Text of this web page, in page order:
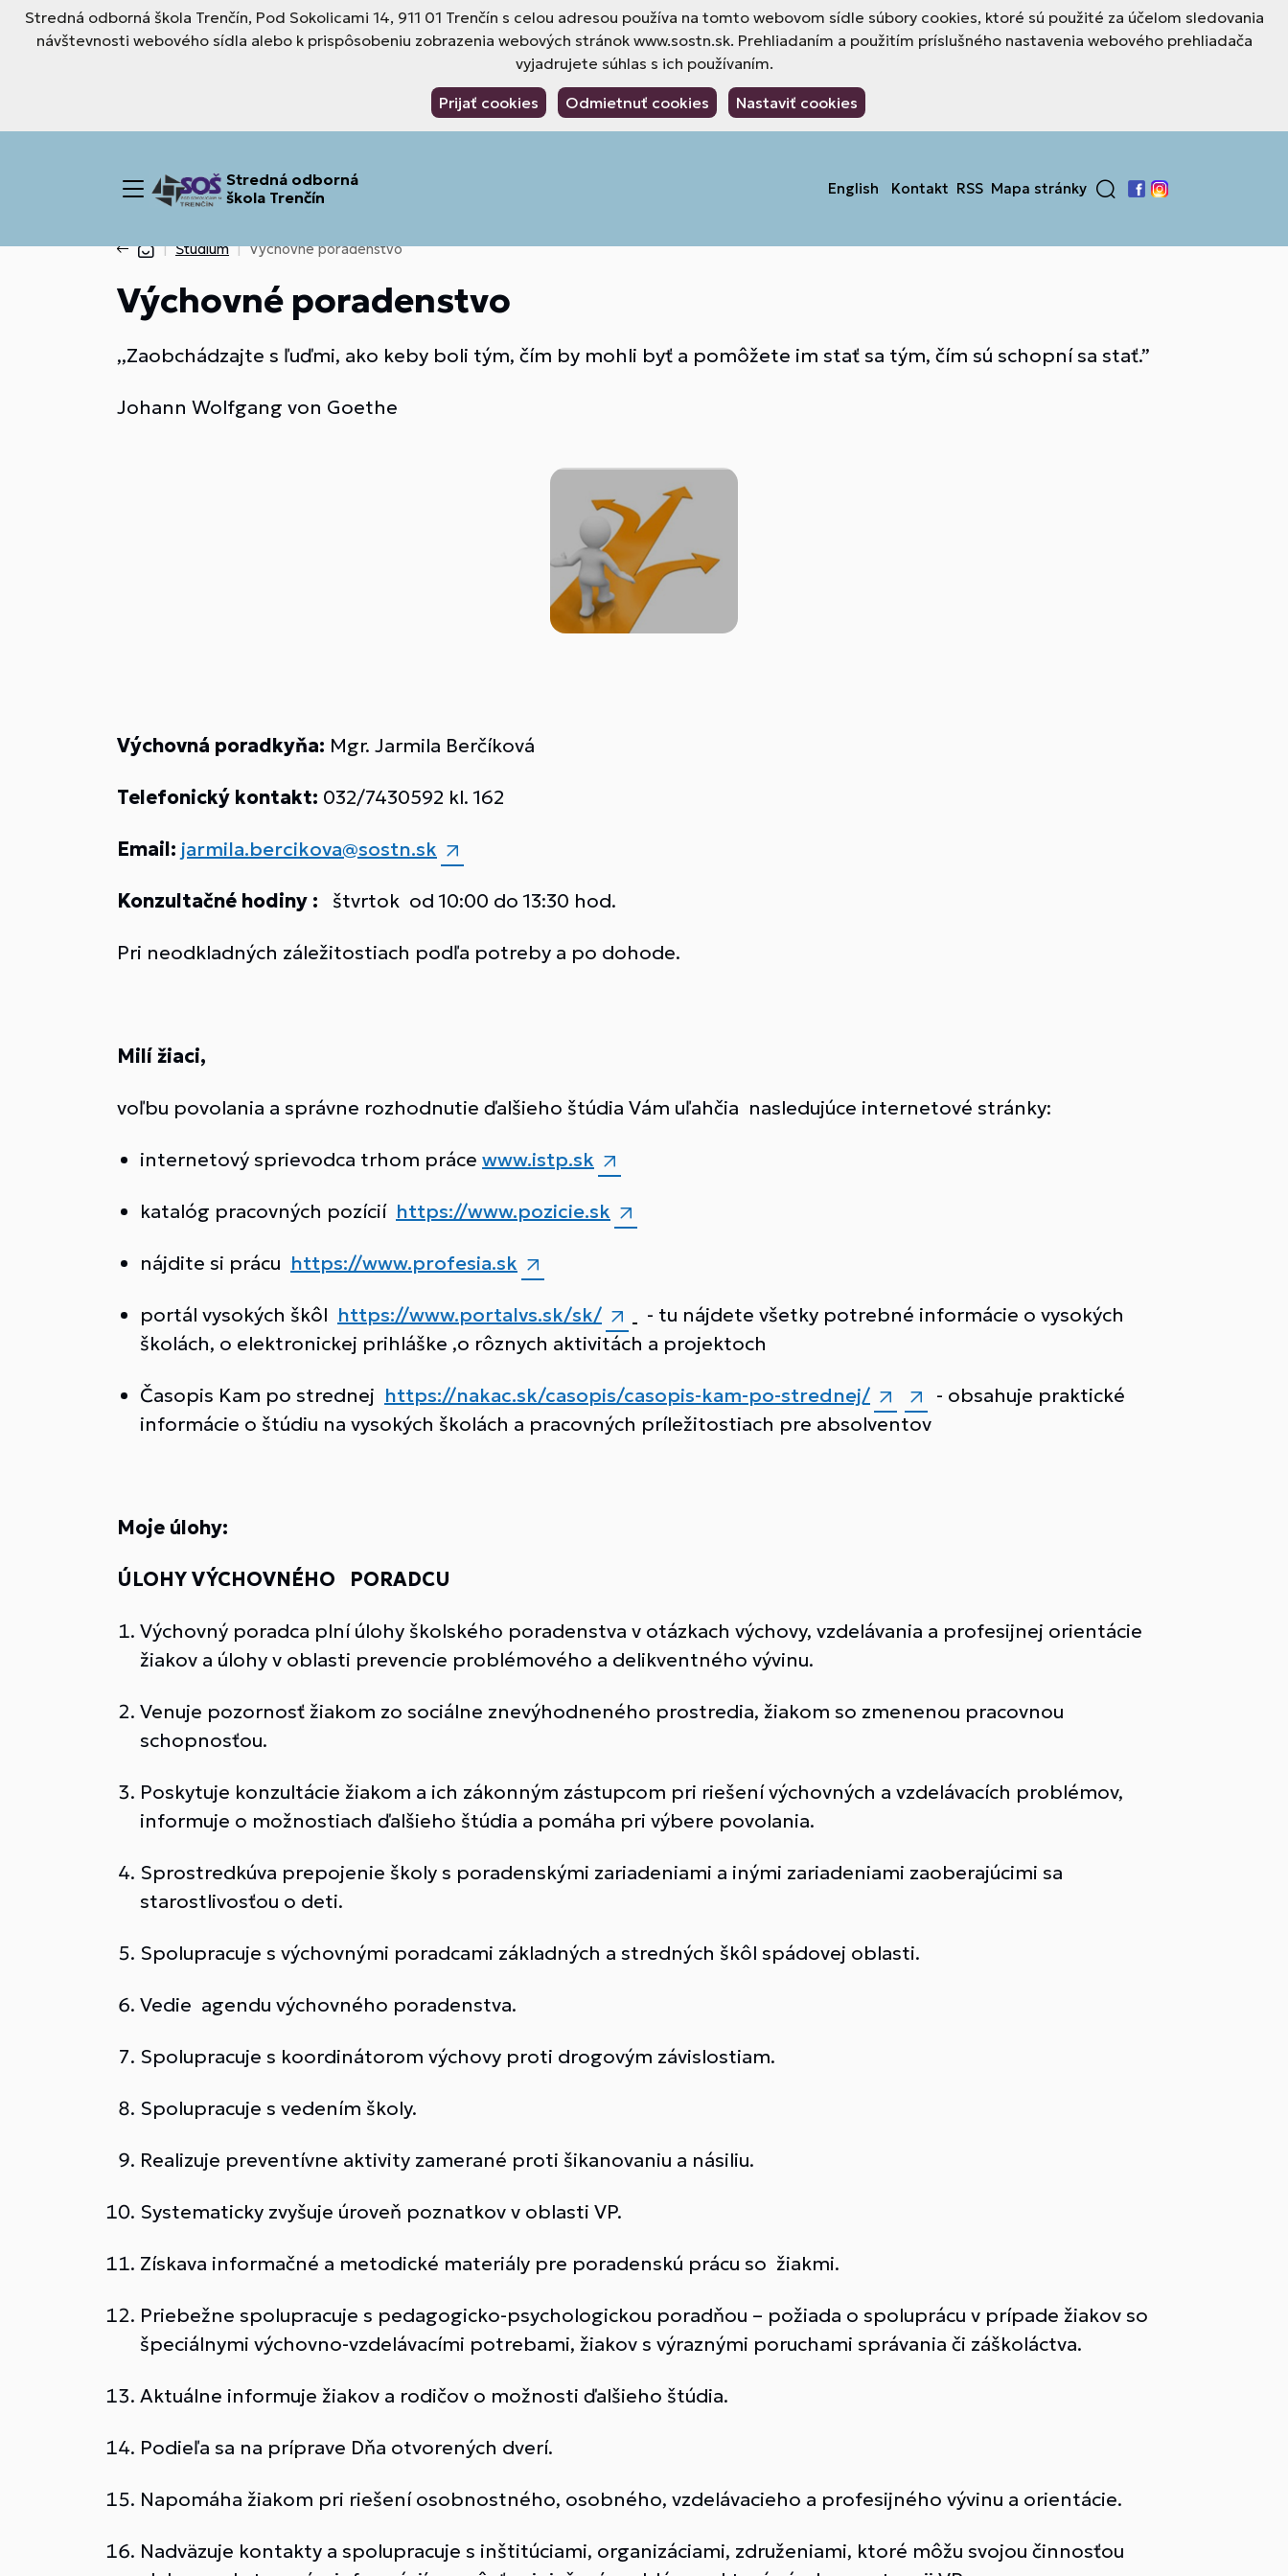
Stredná odborná škola Trenčín, Pod Sokolicami 14, 911 01 Trenčín s celou adresou používa na tomto webovom sídle súbory cookies, ktoré sú použité za účelom sledovania
návštevnosti webového sídla alebo k prispôsobeniu zobrazenia webových stránok www.sostn.sk. Prehliadaním a použitím príslušného nastavenia webového prehliadača
vyjadrujete súhlas s ich používaním.
Prijať cookies Odmietnuť cookies Nastaviť cookies
Stredná odborná
škola Trenčín
English Kontakt RSS Mapa stránky
Facebook
Instagram
Štúdium Výchovné poradenstvo
Výchovné poradenstvo
,,Zaobchádzajte s ľuďmi, ako keby boli tým, čím by mohli byť a pomôžete im stať sa tým, čím sú schopní sa stať.”
Johann Wolfgang von Goethe
Výchovná poradkyňa: Mgr. Jarmila Berčíková
Telefonický kontakt: 032/7430592 kl. 162
Email: jarmila.bercikova@sostn.sk
Konzultačné hodiny : štvrtok od 10:00 do 13:30 hod.
Pri neodkladných záležitostiach podľa potreby a po dohode.
Milí žiaci,
voľbu povolania a správne rozhodnutie ďalšieho štúdia Vám uľahčia nasledujúce internetové stránky:
internetový sprievodca trhom práce www.istp.sk
katalóg pracovných pozícií https://www.pozicie.sk
nájdite si prácu https://www.profesia.sk
portál vysokých škôl https://www.portalvs.sk/sk/
- tu nájdete všetky potrebné informácie o vysokých
školách, o elektronickej prihláške ,o rôznych aktivitách a projektoch
Časopis Kam po strednej https://nakac.sk/casopis/casopis-kam-po-strednej/
- obsahuje praktické
informácie o štúdiu na vysokých školách a pracovných príležitostiach pre absolventov
Moje úlohy:
ÚLOHY VÝCHOVNÉHO PORADCU
Výchovný poradca plní úlohy školského poradenstva v otázkach výchovy, vzdelávania a profesijnej orientácie
žiakov a úlohy v oblasti prevencie problémového a delikventného vývinu.
Venuje pozornosť žiakom zo sociálne znevýhodneného prostredia, žiakom so zmenenou pracovnou
schopnosťou.
Poskytuje konzultácie žiakom a ich zákonným zástupcom pri riešení výchovných a vzdelávacích problémov,
informuje o možnostiach ďalšieho štúdia a pomáha pri výbere povolania.
Sprostredkúva prepojenie školy s poradenskými zariadeniami a inými zariadeniami zaoberajúcimi sa
starostlivosťou o deti.
Spolupracuje s výchovnými poradcami základných a stredných škôl spádovej oblasti.
Vedie agendu výchovného poradenstva.
Spolupracuje s koordinátorom výchovy proti drogovým závislostiam.
Spolupracuje s vedením školy.
Realizuje preventívne aktivity zamerané proti šikanovaniu a násiliu.
Systematicky zvyšuje úroveň poznatkov v oblasti VP.
Získava informačné a metodické materiály pre poradenskú prácu so žiakmi.
Priebežne spolupracuje s pedagogicko-psychologickou poradňou – požiada o spoluprácu v prípade žiakov so
špeciálnymi výchovno-vzdelávacími potrebami, žiakov s výraznými poruchami správania či záškoláctva.
Aktuálne informuje žiakov a rodičov o možnosti ďalšieho štúdia.
Podieľa sa na príprave Dňa otvorených dverí.
Napomáha žiakom pri riešení osobnostného, osobného, vzdelávacieho a profesijného vývinu a orientácie.
Nadväzuje kontakty a spolupracuje s inštitúciami, organizáciami, združeniami, ktoré môžu svojou činnosťou